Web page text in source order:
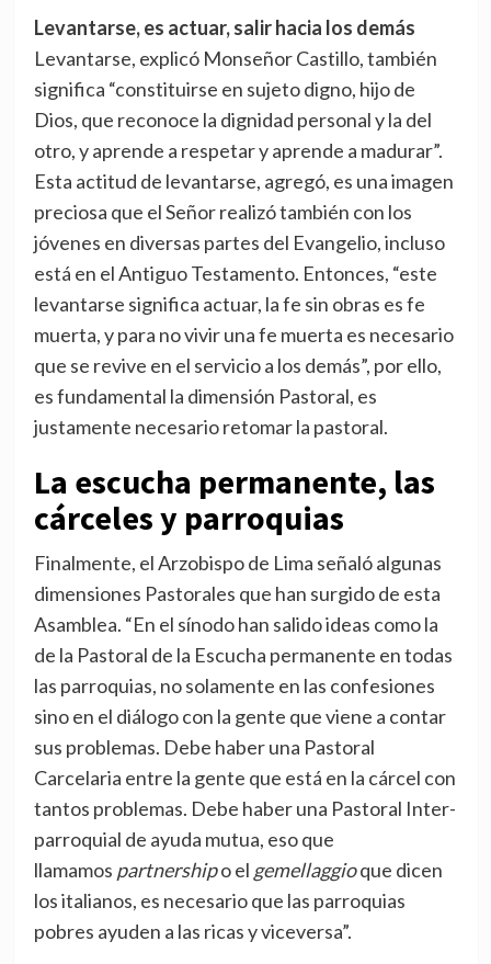
Levantarse, es actuar, salir hacia los demás
Levantarse, explicó Monseñor Castillo, también
significa “constituirse en sujeto digno, hijo de
Dios, que reconoce la dignidad personal y la del
otro, y aprende a respetar y aprende a madurar”.
Esta actitud de levantarse, agregó, es una imagen
preciosa que el Señor realizó también con los
jóvenes en diversas partes del Evangelio, incluso
está en el Antiguo Testamento. Entonces, “este
levantarse significa actuar, la fe sin obras es fe
muerta, y para no vivir una fe muerta es necesario
que se revive en el servicio a los demás”, por ello,
es fundamental la dimensión Pastoral, es
justamente necesario retomar la pastoral.
La escucha permanente, las
cárceles y parroquias
Finalmente, el Arzobispo de Lima señaló algunas
dimensiones Pastorales que han surgido de esta
Asamblea. “En el sínodo han salido ideas como la
de la Pastoral de la Escucha permanente en todas
las parroquias, no solamente en las confesiones
sino en el diálogo con la gente que viene a contar
sus problemas. Debe haber una Pastoral
Carcelaria entre la gente que está en la cárcel con
tantos problemas. Debe haber una Pastoral Inter-
parroquial de ayuda mutua, eso que
llamamos partnershipo el gemellaggioque dicen
los italianos, es necesario que las parroquias
pobres ayuden a las ricas y viceversa”.